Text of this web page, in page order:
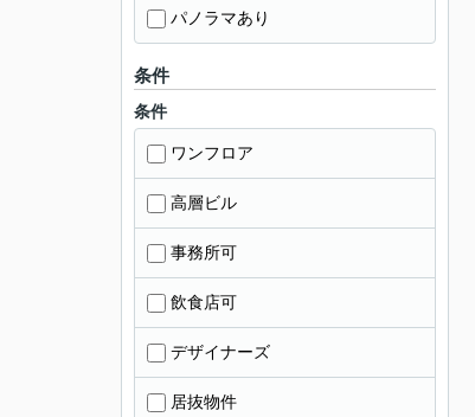
パノラマあり
条件
条件
ワンフロア
高層ビル
事務所可
飲食店可
デザイナーズ
居抜物件